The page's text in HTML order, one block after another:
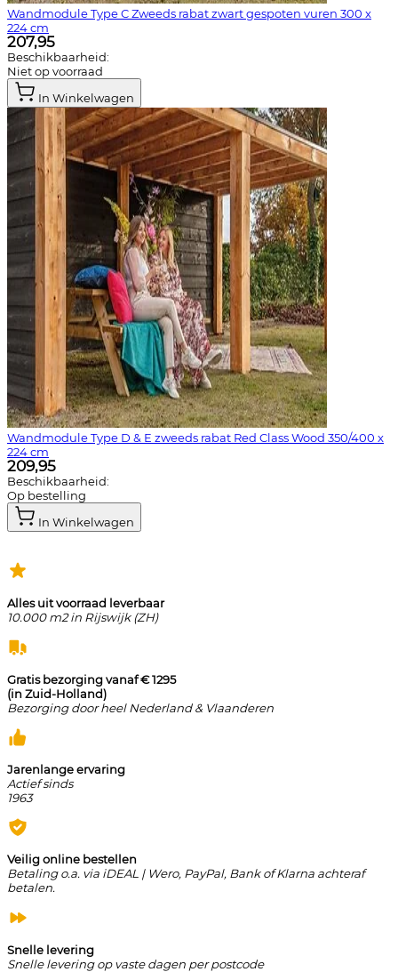
Wandmodule Type C Zweeds rabat zwart gespoten vuren 300 x
224 cm
207,95
Beschikbaarheid:
Niet op voorraad
In Winkelwagen
Wandmodule Type D & E zweeds rabat Red Class Wood 350/400 x
224 cm
209,95
Beschikbaarheid:
Op bestelling
In Winkelwagen
Alles uit voorraad leverbaar
10.000 m2 in Rijswijk (ZH)
Gratis bezorging vanaf € 1295
(in Zuid-Holland)
Bezorging door heel Nederland & Vlaanderen
Jarenlange ervaring
Actief sinds
1963
Veilig online bestellen
Betaling o.a. via iDEAL | Wero, PayPal, Bank of Klarna achteraf
betalen.
Snelle levering
Snelle levering op vaste dagen per postcode